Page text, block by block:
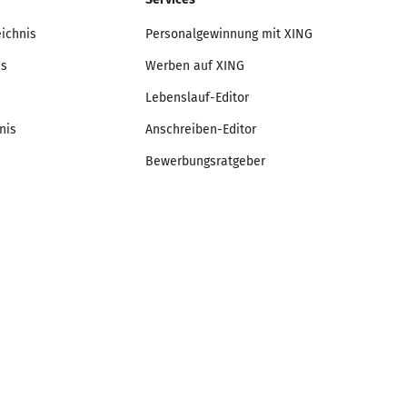
Personalgewinnung mit XING
Werben auf XING
Lebenslauf-Editor
Anschreiben-Editor
Bewerbungsratgeber